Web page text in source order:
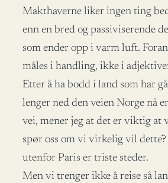
Makthaverne liker ingen ting
enn en bred og passiviserende
som ender opp i varm luft.
måles i handling, ikke i
Etter å ha bodd i land som har
lenger ned den veien Norge nå
vei, mener jeg at det er viktig at
spør oss om vi virkelig vil dette?
utenfor Paris er triste steder.
Men vi trenger ikke å reise så